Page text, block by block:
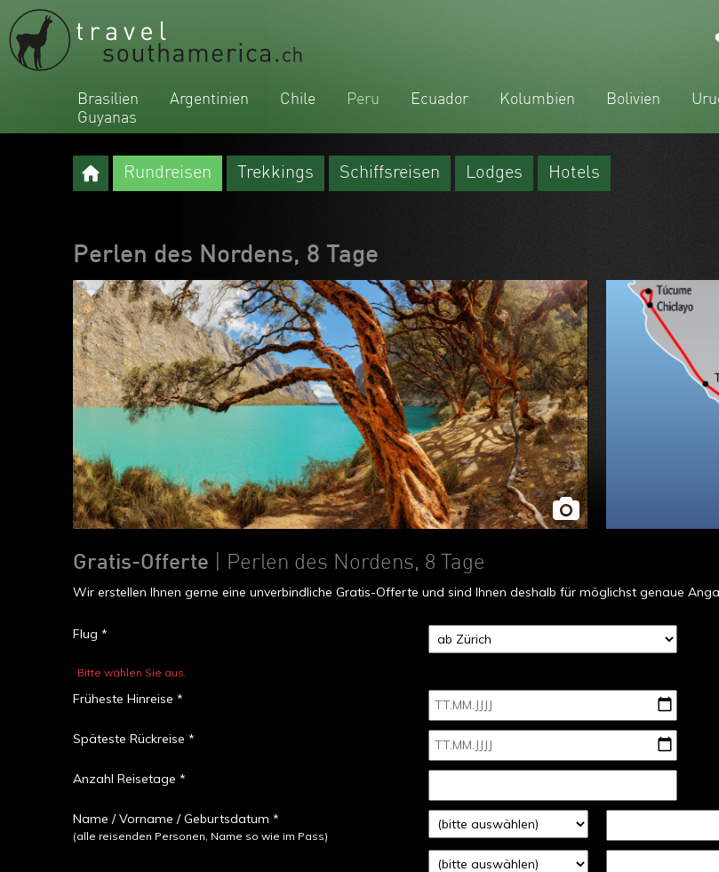
Brasilien Argentinien Chile Peru Ecuador Kolumbien Bolivien
Guyanas
Rundreisen Trekkings Schiffsreisen Lodges Hotels
Perlen des Nordens, 8 Tage
Gratis-Offerte | Perlen des Nordens, 8 Tage
Wir erstellen Ihnen gerne eine unverbindliche Gratis-Offerte und sind Ihnen deshalb für möglichst genaue
Flug *
Bitte wählen Sie aus.
Früheste Hinreise *
Späteste Rückreise *
Anzahl Reisetage *
Name / Vorname / Geburtsdatum *
(alle reisenden Personen, Name so wie im Pass)